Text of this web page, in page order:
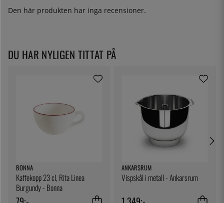
Den här produkten har inga recensioner.
DU HAR NYLIGEN TITTAT PÅ
BONNA
Kaffekopp 23 cl, Rita Linea
Burgundy - Bonna
ANKARSRUM
Vispskål i metall - Ankarsrum